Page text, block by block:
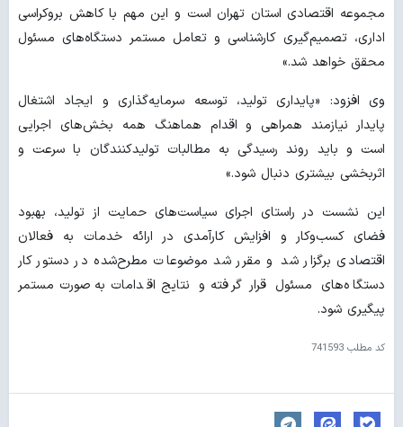
مجموعه اقتصادی استان تهران است و این مهم با کاهش بروکراسی
اداری، تصمیم‌گیری کارشناسی و تعامل مستمر دستگاه‌های مسئول
محقق خواهد شد.»
وی افزود: «پایداری تولید، توسعه سرمایه‌گذاری و ایجاد اشتغال
پایدار نیازمند همراهی و اقدام هماهنگ همه بخش‌های اجرایی
است و باید روند رسیدگی به مطالبات تولیدکنندگان با سرعت و
اثربخشی بیشتری دنبال شود.»
این نشست در راستای اجرای سیاست‌های حمایت از تولید، بهبود
فضای کسب‌وکار و افزایش کارآمدی در ارائه خدمات به فعالان
اقتصادی برگزار شد و مقرر شد موضوعات مطرح‌شده در دستور کار
دستگاه‌های مسئول قرار گرفته و نتایج اقدامات به‌صورت مستمر
پیگیری شود.
کد مطلب 741593